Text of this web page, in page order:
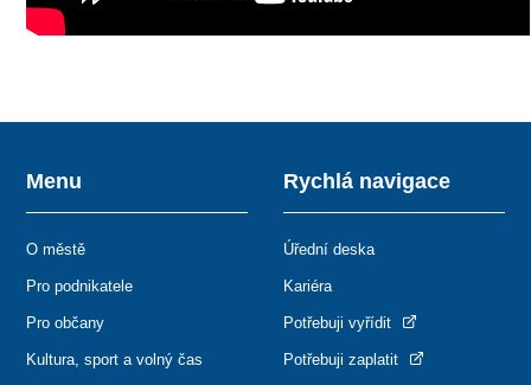
Menu
O městě
Pro podnikatele
Pro občany
Kultura, sport a volný čas
Rychlá navigace
Úřední deska
Kariéra
Potřebuji vyřídit
Potřebuji zaplatit